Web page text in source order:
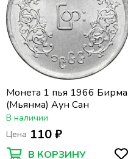
Монета 1 пья 1966 Бирма
(Мьянма) Аун Сан
В наличии
Цена 110 ₽
В КОРЗИНУ